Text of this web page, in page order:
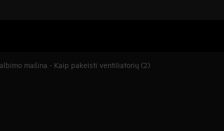
mašina - Kaip pakeisti ventiliatorių (2)